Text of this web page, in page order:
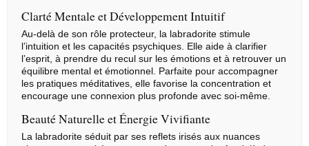
Clarté Mentale et Développement Intuitif
Au-delà de son rôle protecteur, la labradorite stimule
l’intuition et les capacités psychiques. Elle aide à clarifier
l’esprit, à prendre du recul sur les émotions et à retrouver un
équilibre mental et émotionnel. Parfaite pour accompagner
les pratiques méditatives, elle favorise la concentration et
encourage une connexion plus profonde avec soi-même.
Beauté Naturelle et Énergie Vivifiante
La labradorite séduit par ses reflets irisés aux nuances